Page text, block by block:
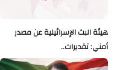
هيئة البث الإسرائيلية عن مصدر
أمني: تقديرات..